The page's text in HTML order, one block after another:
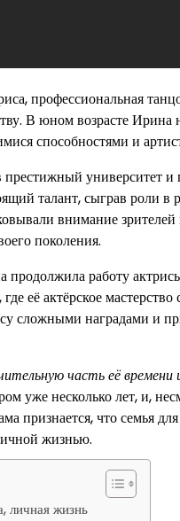
профессиональная
В юном возрасте
способностями и
университет и
талант, сыграв роли
внимание
поколения.
работу
её актёрское
сложными наградами и
часть её
уже несколько лет, и,
признается, что семья
жизнью.
личная жизнь